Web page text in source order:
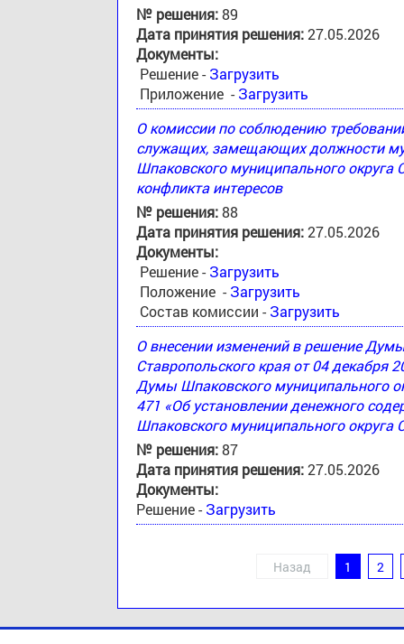
№ решения:89
Дата принятия решения:27.05.2026
Документы:
Решение - Загрузить
Приложение - Загрузить
О комиссии по соблюдению
служащих, замещающих должности
Шпаковского муниципального округа
конфликта интересов
№ решения:88
Дата принятия решения:27.05.2026
Документы:
Решение - Загрузить
Положение - Загрузить
Состав комиссии - Загрузить
О внесении изменений в решение
Ставропольского края от 04 декабря
Думы Шпаковского муниципального
471 «Об установлении денежного
Шпаковского муниципального округа
№ решения:87
Дата принятия решения:27.05.2026
Документы:
Решение - Загрузить
Назад 1 2